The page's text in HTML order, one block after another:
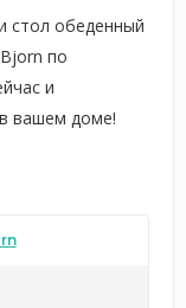
стол обеденный
по
и
вашем доме!